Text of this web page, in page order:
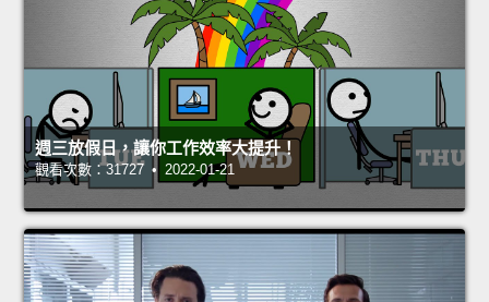
週三放假日，讓你工作效率大提升！
觀看次數：31727 • 2022-01-21